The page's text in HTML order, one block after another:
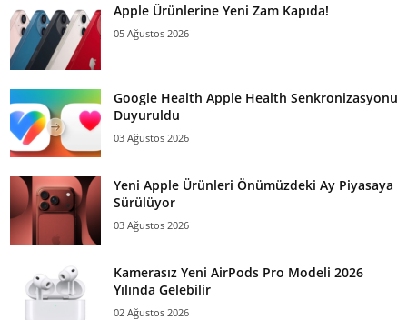
Apple Ürünlerine Yeni Zam Kapıda!
05 Ağustos 2026
Google Health Apple Health Senkronizasyonu
Duyuruldu
03 Ağustos 2026
Yeni Apple Ürünleri Önümüzdeki Ay Piyasaya
Sürülüyor
03 Ağustos 2026
Kamerasız Yeni AirPods Pro Modeli 2026
Yılında Gelebilir
02 Ağustos 2026